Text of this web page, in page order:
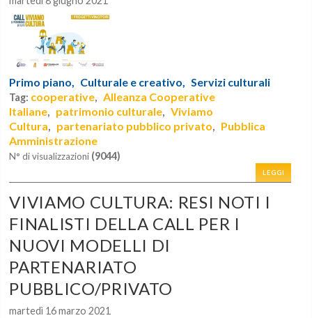
Primo piano, Culturale e creativo, Servizi culturali
Tag: cooperative,Alleanza Cooperative
Italiane, patrimonio culturale,Viviamo
Cultura, partenariato pubblico privato, Pubblica
Amministrazione
N° di visualizzazioni (9044)
LEGGI
VIVIAMO CULTURA: RESI NOTI I
FINALISTI DELLA CALL PER I
NUOVI MODELLI DI
PARTENARIATO
PUBBLICO/PRIVATO
martedì 16 marzo 2021